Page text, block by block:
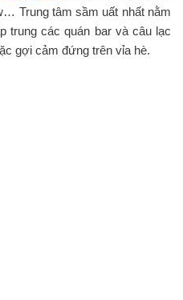
Trung tâm sầm uất nhất nằm
trung các quán bar và câu lạc
gợi cảm đứng trên vỉa hè.